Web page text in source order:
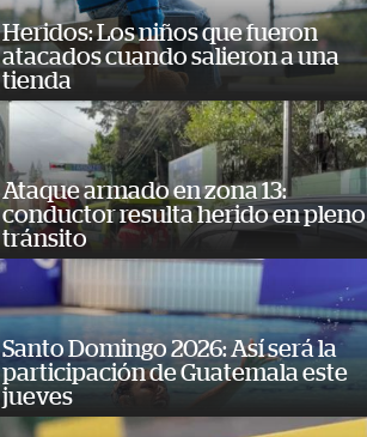
Heridos: Los niños que fueron
atacados cuando salieron a una
tienda
Ataque armado en zona 13:
conductor resulta herido en pleno
tránsito
Santo Domingo 2026: Así será la
participación de Guatemala este
jueves